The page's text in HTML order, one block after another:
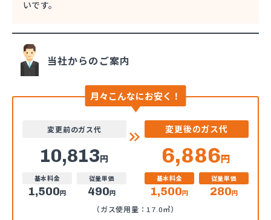
いです。
当社からのご案内
月々こんなにお安く！
変更前のガス代
10,813円
変更後のガス代
6,886円
基本料金
1,500円
従量単価
490円
基本料金
1,500円
従量単価
280円
（ガス使用量：17.0㎥）